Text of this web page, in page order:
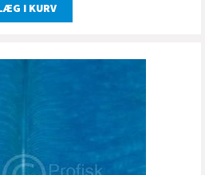
I KURV